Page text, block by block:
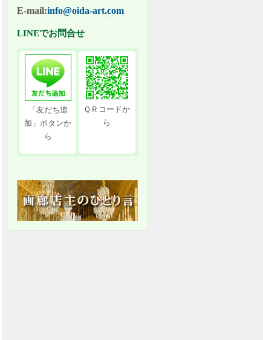
E-mail:info@oida-art.com
LINEでお問合せ
「友だち追
加」ボタンか
ら
ＱＲコードか
ら